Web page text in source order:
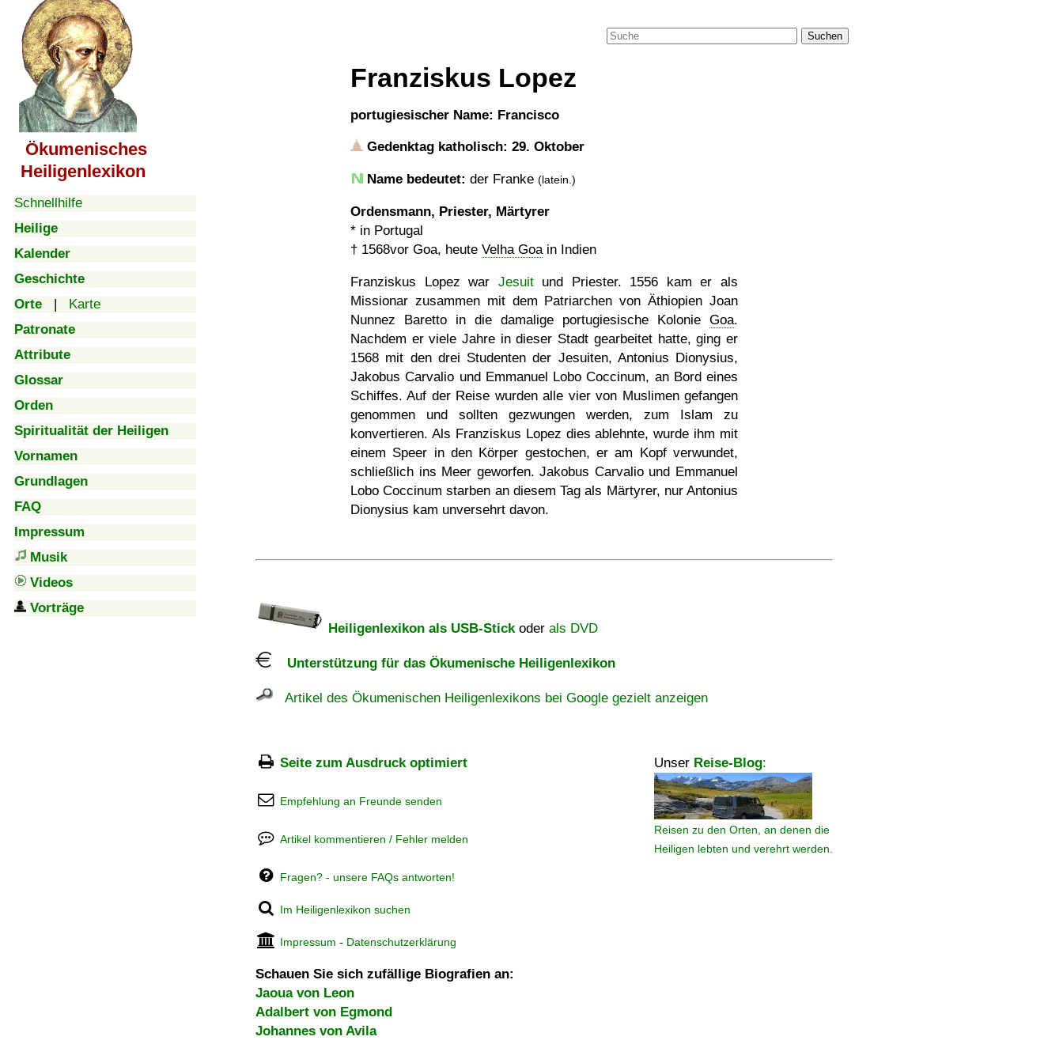
Ökumenisches
Heiligenlexikon
Schnellhilfe
Heilige
Kalender
Geschichte
Orte | Karte
Patronate
Attribute
Glossar
Orden
Spiritualität der Heiligen
Vornamen
Grundlagen
FAQ
Impressum
Musik
Videos
Vorträge
Suchen
Franziskus Lopez
portugiesischer Name: Francisco
Gedenktag katholisch: 29. Oktober
Name bedeutet: der Franke (latein.)
Ordensmann, Priester, Märtyrer
* in Portugal
† 1568vor Goa, heute Velha Goain Indien
Franziskus Lopez war Jesuitund Priester. 1556 kam er als
Missionar zusammen mit dem Patriarchen von Äthiopien Joan
Nunnez Baretto in die damalige portugiesische Kolonie Goa.
Nachdem er viele Jahre in dieser Stadt gearbeitet hatte, ging er
1568 mit den drei Studenten der Jesuiten, Antonius Dionysius,
Jakobus Carvalio und Emmanuel Lobo Coccinum, an Bord eines
Schiffes. Auf der Reise wurden alle vier von Muslimen gefangen
genommen und sollten gezwungen werden, zum Islam zu
konvertieren. Als Franziskus Lopez dies ablehnte, wurde ihm mit
einem Speer in den Körper gestochen, er am Kopf verwundet,
schließlich ins Meer geworfen. Jakobus Carvalio und Emmanuel
Lobo Coccinum starben an diesem Tag als Märtyrer, nur Antonius
Dionysius kam unversehrt davon.
Heiligenlexikon als USB-Stickoder als DVD
Unterstützung für das Ökumenische Heiligenlexikon
Artikel des Ökumenischen Heiligenlexikons bei Google gezielt anzeigen
Seite zum Ausdruck optimiert Unser Reise-Blog:
Reisen zu den Orten, an denen die
Heiligen lebten und verehrt werden.
Empfehlung an Freunde senden
Artikel kommentieren / Fehler melden
Fragen? - unsere FAQs antworten!
Im Heiligenlexikon suchen
Impressum - Datenschutzerklärung
Schauen Sie sich zufällige Biografien an:
Jaoua von Leon
Adalbert von Egmond
Johannes von Avila